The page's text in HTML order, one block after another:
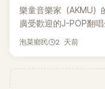
樂童音樂家（AKMU
廣受歡迎的J-POP翻
獲選為第三首翻唱歌曲
泡菜鄉民 2 天前